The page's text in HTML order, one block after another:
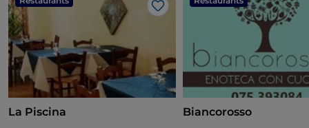
Like
La Piscina Biancorosso